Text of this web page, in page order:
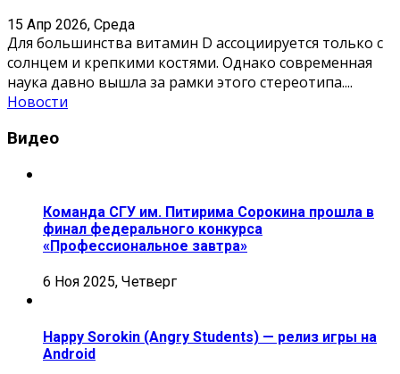
15 Апр 2026, Среда
Для большинства витамин D ассоциируется только с
солнцем и крепкими костями. Однако современная
наука давно вышла за рамки этого стереотипа....
Новости
Видео
Команда СГУ им. Питирима Сорокина прошла в
финал федерального конкурса
«Профессиональное завтра»
6 Ноя 2025, Четверг
Happy Sorokin (Angry Students) — релиз игры на
Android